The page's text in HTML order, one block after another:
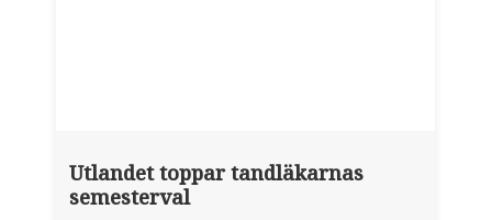
Utlandet toppar tandläkarnas
semesterval